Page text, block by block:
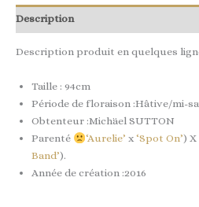
Description
Description produit en quelques
Taille : 94cm
Période de floraison :Hâtive/mi-
Obtenteur :Michäel SUTTON
Parenté
‘Aurelie’ x ‘Spot On’) X
Band’).
Année de création :2016